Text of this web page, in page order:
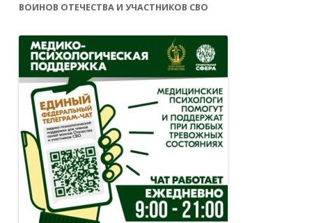
ВОИНОВ ОТЕЧЕСТВА И УЧАСТНИКОВ СВО